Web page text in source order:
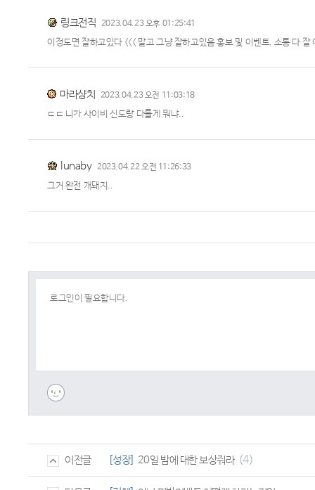
링크전직 2023.04.23 오후 01:25:41
이정도면 잘하고있다 <<< 말고 그냥 잘하고있음 홍보 및 이벤트, 소통 다
마라샹치 2023.04.23 오전 11:03:18
ㄷㄷ 니가 사이비 신도랑 다를게 뭐냐..
lunaby 2023.04.22 오전 11:26:33
그거 완전 개돼지..
이전글 [성장] 20일 밤에 대한 보상줘라 (4)